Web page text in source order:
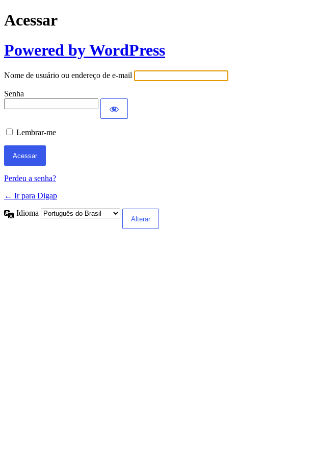
Acessar
Powered by WordPress
Nome de usuário ou endereço de e-mail
Senha
Lembrar-me
Perdeu a senha?
← Ir para Digap
Idioma